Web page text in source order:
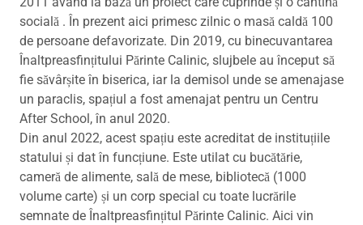
socială . În prezent aici primesc zilnic o masă caldă 100
de persoane defavorizate. Din 2019, cu binecuvantarea
Înaltpreasfințitului Părinte Calinic, slujbele au început să
fie săvârșite în biserica, iar la demisol unde se amenajase
un paraclis, spațiul a fost amenajat pentru un Centru
After School, în anul 2020.
Din anul 2022, acest spațiu este acreditat de instituțiile
statului și dat în funcțiune. Este utilat cu bucătărie,
cameră de alimente, sală de mese, bibliotecă (1000
volume carte) și un corp special cu toate lucrările
semnate de Înaltpreasfințitul Părinte Calinic. Aici vin